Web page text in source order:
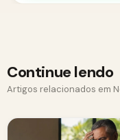
Continue lendo
Artigos relacionados em